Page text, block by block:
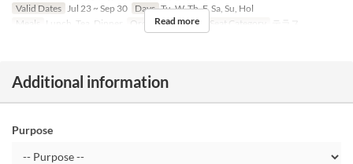
Valid Dates
Jul 23 ~ Sep 30 Days Tu, W, Th, F, Sa, Su, Hol
Meals
Lunch, Tea, Dinner Order Limit ~ 10 Seat Category テラス
Read more
Additional information
Purpose